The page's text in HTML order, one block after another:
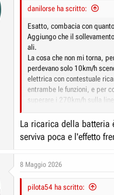
danilorse ha scritto:
Esatto, combacia con
Aggiungo che il
ali.
La cosa che non mi torna,
perdevano solo 10km/h
elettrica con contestuale
entrambe le funzioni, e per
superare i 270km/h sulla
..... ci sono ancora tanti
Tra l'altro segnalo che
hanno una strana gestione
La ricarica della batteria
serviva poca e l'effetto
8 Maggio 2026
pilota54 ha scritto: